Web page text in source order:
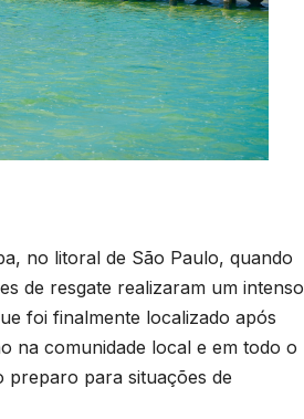
no litoral de São Paulo, quando
de resgate realizaram um intenso
foi finalmente localizado após
na comunidade local e em todo o
preparo para situações de